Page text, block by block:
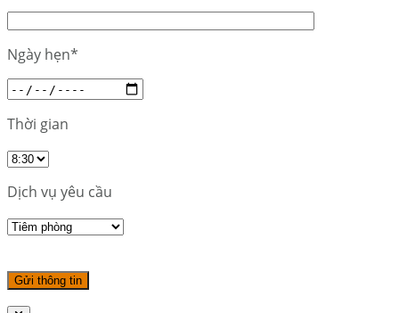
Ngày hẹn*
Thời gian
Dịch vụ yêu cầu